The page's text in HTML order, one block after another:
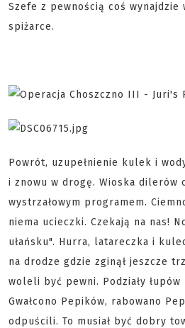
Szefe z pewnością coś wynajdzie
spiżarce.
Powrót, uzupełnienie kulek i
i znowu w drogę. Wioska dilerów
wystrzałowym programem.
niema ucieczki. Czekają na nas!
ułańsku". Hurra, latareczka i
na drodze gdzie zginął jeszcze
woleli być pewni. Podziały łupów
Gwałcono Pepików, rabowano
odpuścili. To musiał być dobry